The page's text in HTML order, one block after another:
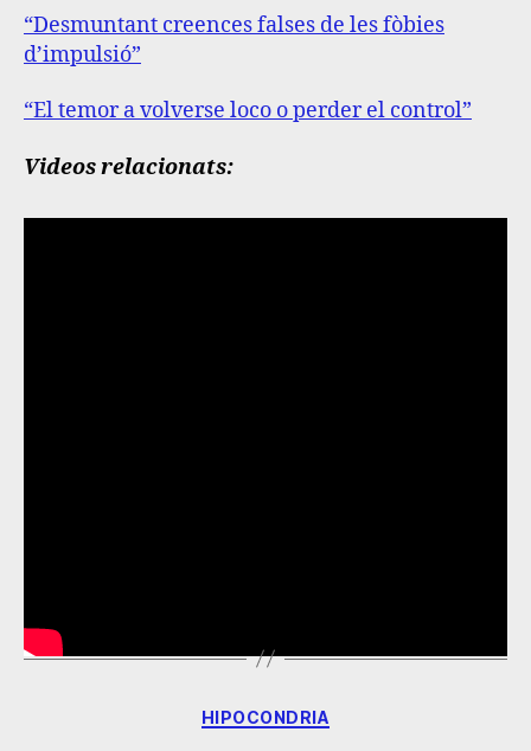
“Desmuntant creences falses de les fòbies
d’impulsió”
“El temor a volverse loco o perder el control”
Videos relacionats:
HIPOCONDRIA